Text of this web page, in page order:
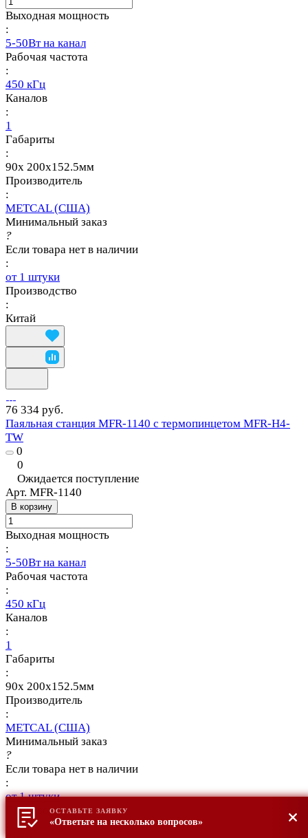
Выходная мощность
:
5-50Вт на канал
Рабочая частота
:
450 кГц
Каналов
:
1
Габариты
:
90x 200x152.5мм
Производитель
:
METCAL (США)
Минимальный заказ
?
Если товара нет в наличии
:
от 1 штуки
Производство
:
Китай
76 334 руб.
Паяльная станция MFR-1140 с термопинцетом MFR-H4-
TW
0
0
Ожидается поступление
Арт. MFR-1140
В корзину
Выходная мощность
:
5-50Вт на канал
Рабочая частота
:
450 кГц
Каналов
:
1
Габариты
:
90x 200x152.5мм
Производитель
:
METCAL (США)
Минимальный заказ
?
Если товара нет в наличии
:
от 1 штуки
ПроизводствоОСТАВЬТЕ ЗАЯВКУ
«Ответьте на несколько вопросов»